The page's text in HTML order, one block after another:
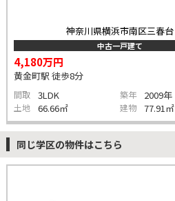
神奈川県横浜市南区三春台
中古一戸建て
4,180万円
黄金町駅 徒歩8分
間取 3LDK 築年 2009年
土地 66.66㎡ 建物 77.91㎡
同じ学区の物件はこちら